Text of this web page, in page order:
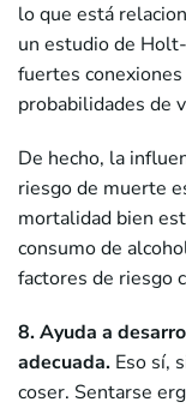
lo que está
un estudio de
fuertes
probabilidades de
De hecho, la
riesgo de muerte
mortalidad bien
consumo de
factores de riesgo
8. Ayuda a
adecuada. Eso sí,
coser. Sentarse